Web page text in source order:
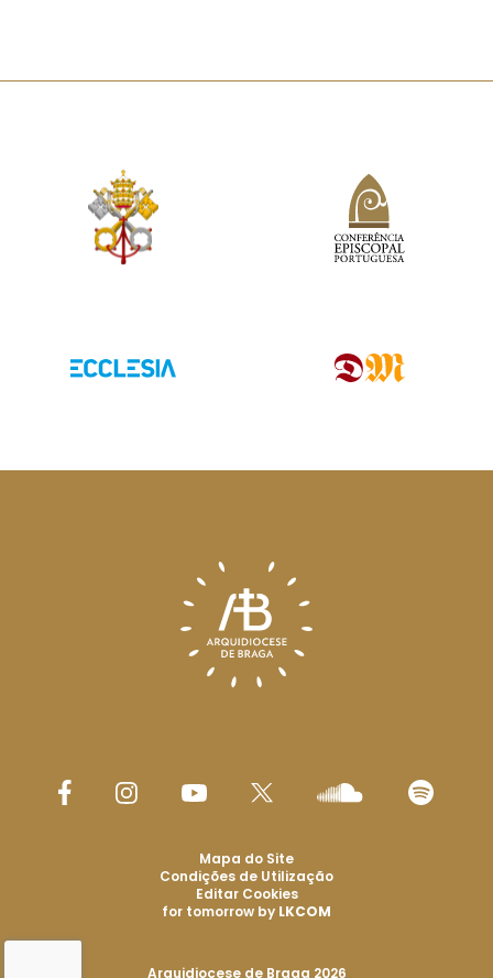
Arquidiocese de Braga 2026
Mapa do Site
Condições de Utilização
Editar Cookies
for tomorrow by LKCOM